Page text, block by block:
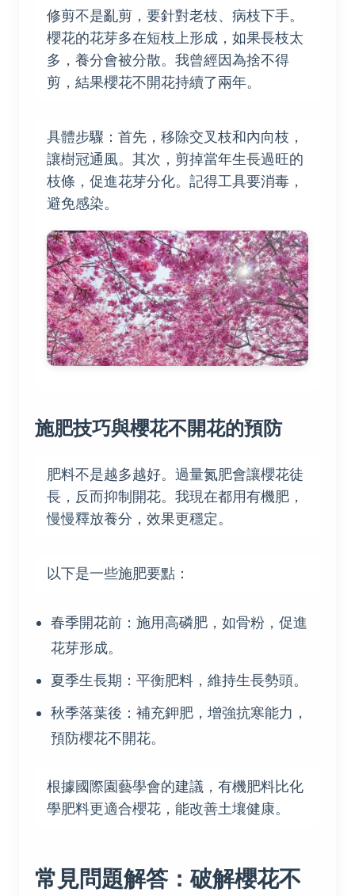
修剪不是亂剪，要針對老枝、病枝下手。
櫻花的花芽多在短枝上形成，如果長枝太
多，養分會被分散。我曾經因為捨不得
剪，結果櫻花不開花持續了兩年。
具體步驟：首先，移除交叉枝和內向枝，
讓樹冠通風。其次，剪掉當年生長過旺的
枝條，促進花芽分化。記得工具要消毒，
避免感染。
施肥技巧與櫻花不開花的預防
肥料不是越多越好。過量氮肥會讓櫻花徒
長，反而抑制開花。我現在都用有機肥，
慢慢釋放養分，效果更穩定。
以下是一些施肥要點：
春季開花前：施用高磷肥，如骨粉，促進
花芽形成。
夏季生長期：平衡肥料，維持生長勢頭。
秋季落葉後：補充鉀肥，增強抗寒能力，
預防櫻花不開花。
根據國際園藝學會的建議，有機肥料比化
學肥料更適合櫻花，能改善土壤健康。
常見問題解答：破解櫻花不